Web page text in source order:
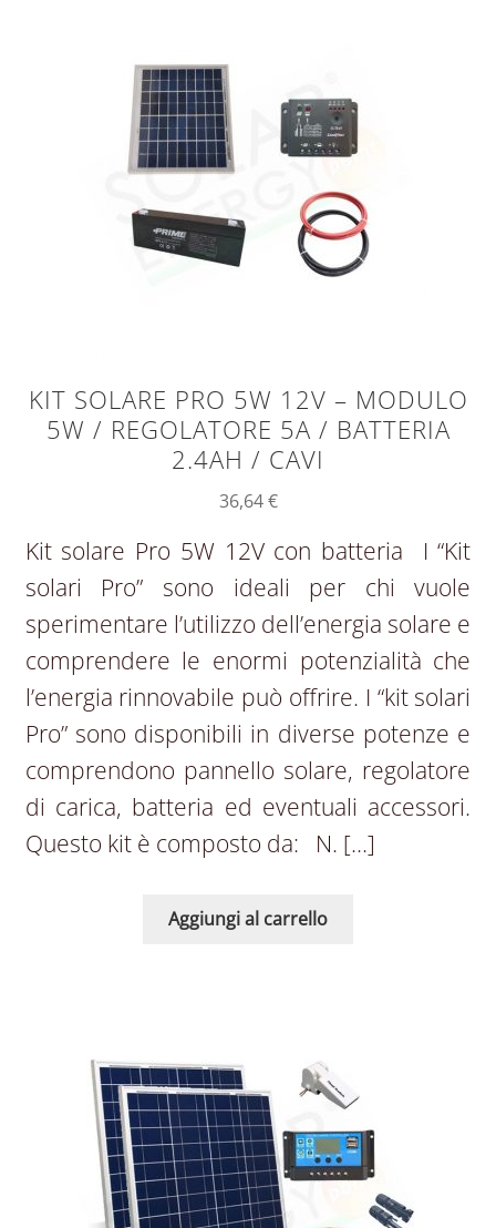
KIT SOLARE PRO 5W 12V – MODULO
5W / REGOLATORE 5A / BATTERIA
2.4AH / CAVI
36,64€
Kit solare Pro 5W 12V con batteria I “Kit
solari Pro” sono ideali per chi vuole
sperimentare l’utilizzo dell’energia solare e
comprendere le enormi potenzialità che
l’energia rinnovabile può offrire. I “kit solari
Pro” sono disponibili in diverse potenze e
comprendono pannello solare, regolatore
di carica, batteria ed eventuali accessori.
Questo kit è composto da: N. […]
Aggiungi al carrello